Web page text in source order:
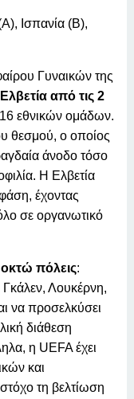
Ισπανία (B),
Γυναικών της
από τις 2
εθνικών ομάδων.
θεσμού, ο οποίος
άνοδο τόσο
Η Ελβετία
έχοντας
σε οργανωτικό
οκτώ πόλεις:
Γκάλεν, Λουκέρνη,
να προσελκύσει
διάθεση
η UEFA έχει
και
τη βελτίωση